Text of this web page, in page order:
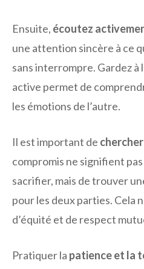
Ensuite, écoutez
une attention sincère à ce
sans interrompre. Gardez à
active permet de
les émotions de l’autre.
Il est important de
compromis ne signifient
sacrifier, mais de trouver
pour les deux parties. Cela
d’équité et de respect
Pratiquer la patience et la